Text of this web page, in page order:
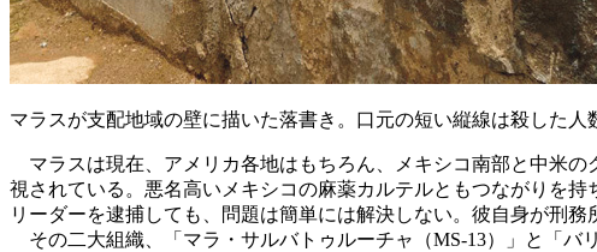
マラスが支配地域の壁に描いた落書き。口元の短い縦線は殺した人
マラスは現在、アメリカ各地はもちろん、メキシコ南部と中米
視されている。悪名高いメキシコの麻薬カルテルともつながりを
リーダーを逮捕しても、問題は簡単には解決しない。彼自身が刑
その二大組織、「マラ・サルバトゥルーチャ（MS-13）」と「バ